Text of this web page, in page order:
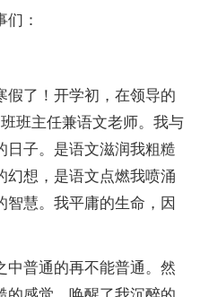
：
假了！开学初，在领导的
班主任兼语文老师。我与
日子。是语文滋润我粗糙
幻想，是语文点燃我喷涌
智慧。我平庸的生命，因
中普通的再不能普通。然